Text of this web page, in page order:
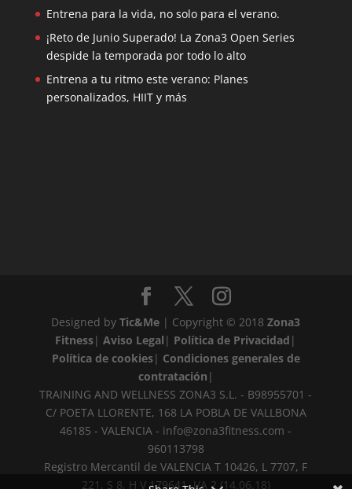
Entrena para la vida, no solo para el verano.
¡Reto de Junio Superado! La Zona3 Open Series
despide la temporada por todo lo alto
Entrena a tu ritmo este verano: Planes
personalizados, HIIT y más
Designed byTic&Me | Copyright © 2018Zona3
Fitness|Aviso Legal | Política de Privacidad |
Política de cookies| Condiciones generales de
contratación |
TRAINING AND WELLNESS ZONA3 S.L. - B98955701 -
C/ POETA LLORENTE, 168 LA POBLA DE VALLBONA
46185 - VALENCIA - info@zona3fitness.com -
960113798
Registro Mercantil de VALENCIA T 10426, L 7707, F
221, S 8, H V 179641, I/A 2 (14.06.18)